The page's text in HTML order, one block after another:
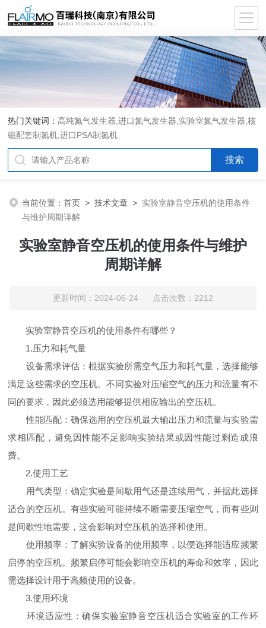
热门关键词： 高纯氮气发生器,进口氮气发生器,实验室氮气发生器,核
磁配套制氮机,进口PSA制氮机
当前位置：首页 >技术文章 > 实验室静音空压机的使用条件
与维护周期详解
实验室静音空压机的使用条件与维护
周期详解
更新时间：2024-06-24 点击次数：2212
实验室静音空压机的使用条件有哪些？
1.压力和耗气量
设备需求评估：根据实验所需空气压力和耗气量，选择能够
满足这些需求的空压机。不同实验对压缩空气的压力和流量有不
同的要求，因此必须选用能够提供相应输出的空压机。
性能匹配：确保选用的空压机最大输出压力和流量与实验需
求相匹配，避免因性能不足影响实验结果或因性能过剩造成浪
费。
2.使用工艺
用气类型：确定实验是间歇用气还是连续用气，并据此选择
适合的空压机。有些实验可能持续不断需要压缩空气，而有些则
是间歇性地需要，这会影响对空压机的选择和使用。
使用频率：了解实验设备的使用频率，以便选择能适应频繁
启停的空压机。频繁启停可能会影响空压机的寿命和效率，因此
需选择设计用于高频使用的设备。
3.使用环境
环境适应性：确保实验室静音空压机适合实验室的工作环